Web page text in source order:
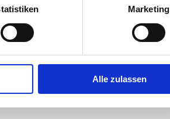
Marketing
Alle zulassen